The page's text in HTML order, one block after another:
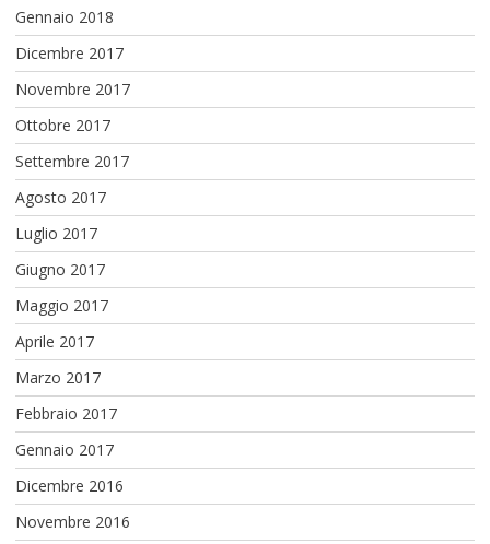
Gennaio 2018
Dicembre 2017
Novembre 2017
Ottobre 2017
Settembre 2017
Agosto 2017
Luglio 2017
Giugno 2017
Maggio 2017
Aprile 2017
Marzo 2017
Febbraio 2017
Gennaio 2017
Dicembre 2016
Novembre 2016